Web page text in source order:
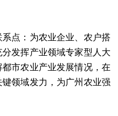
点：为农业企业、农户搭
发挥产业领域专家型人大
市农业产业发展情况，在
领域发力，为广州农业强